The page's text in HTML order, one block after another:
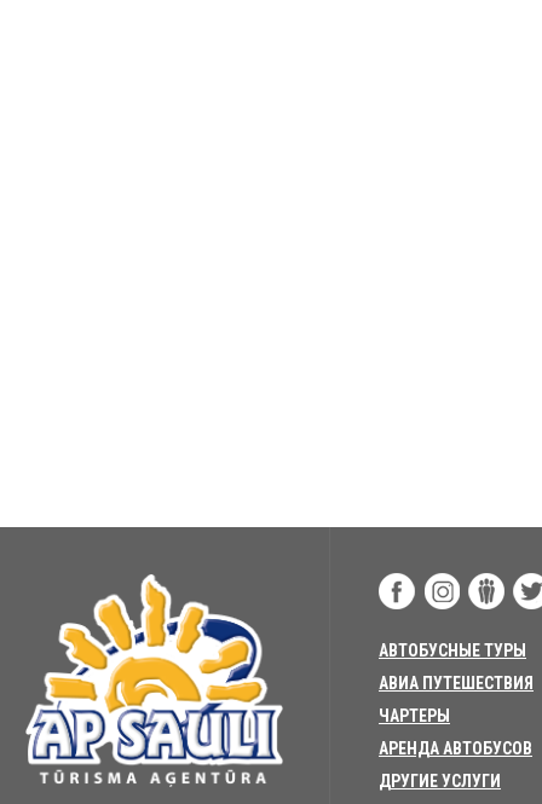
АВТОБУСНЫЕ ТУРЫ
АВИА ПУТЕШЕСТВИЯ
ЧАРТЕРЫ
АРЕНДА АВТОБУСОВ
ДРУГИЕ УСЛУГИ